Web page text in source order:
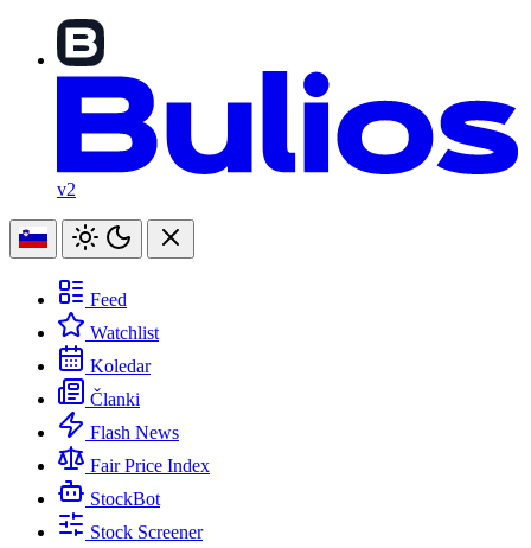
v2
Feed
Watchlist
Koledar
Članki
Flash News
Fair Price Index
StockBot
Stock Screener